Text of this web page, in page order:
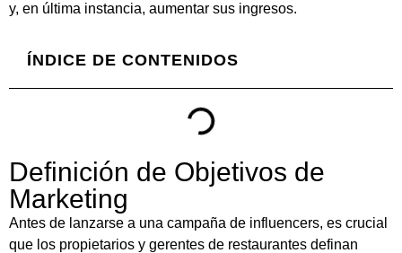
y, en última instancia, aumentar sus ingresos.
ÍNDICE DE CONTENIDOS
Definición de Objetivos de
Marketing
Antes de lanzarse a una campaña de influencers, es crucial
que los propietarios y gerentes de restaurantes definan